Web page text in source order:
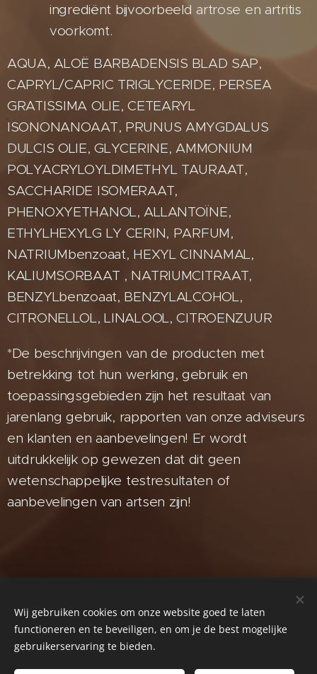
ingrediënt bijvoorbeeld artrose en artritis
voorkomt.
AQUA, ALOË BARBADENSIS BLAD SAP,
CAPRYL/CAPRIC TRIGLYCERIDE, PERSEA
GRATISSIMA OLIE, CETEARYL
ISONONANOAAT, PRUNUS AMYGDALUS
DULCIS OLIE, GLYCERINE, AMMONIUM
POLYACRYLOYLDIMETHYL TAURAAT,
SACCHARIDE ISOMERAAT,
PHENOXYETHANOL, ALLANTOÏNE,
ETHYLHEXYLG LY CERIN, PARFUM,
NATRIUMbenzoaat, HEXYL CINNAMAL,
KALIUMSORBAAT , NATRIUMCITRAAT,
BENZYLbenzoaat, BENZYLALCOHOL,
CITRONELLOL, LINALOOL, CITROENZUUR
*De beschrijvingen van de producten met
betrekking tot hun werking, gebruik en
toepassingsgebieden zijn het resultaat van
jarenlang gebruik, rapporten van onze adviseurs
en klanten en aanbevelingen! Er wordt
uitdrukkelijk op gewezen dat dit geen
wetenschappelijke testresultaten of
aanbevelingen van artsen zijn!
© 2024 Alle rechten voorbehouden
Mogelijk gemaakt doorWebnode Cookies
Wij gebruiken cookies om onze website goed te laten
functioneren en te beveiligen, en om je de best mogelijke
gebruikerservaring te bieden.